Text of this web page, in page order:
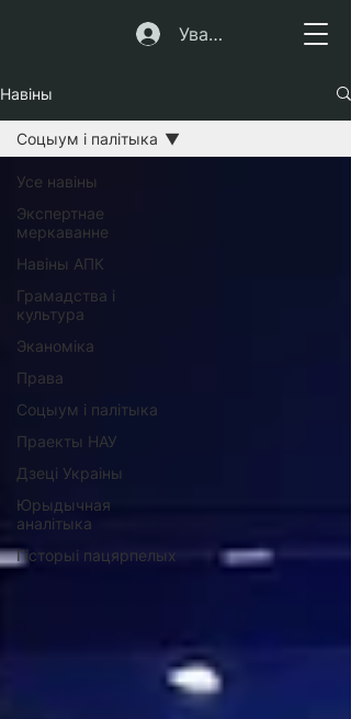
Увайсці
Навіны
Усе навiны
Экспертнае
меркаванне
Навіны АПК
Грамадства і
культура
Эканоміка
Права
Соцыум і палітыка
Праекты НАУ
Дзеці Украіны
Юрыдычная
аналітыка
Гісторыі пацярпелых
Соцыум і палітыка